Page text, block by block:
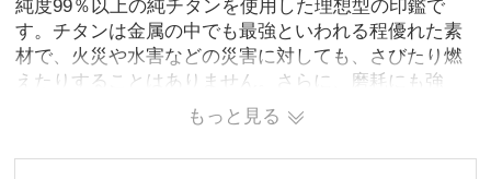
純度99％以上の純チタンを使用した理想型の印鑑で
す。チタンは金属の中でも最強といわれる程優れた素
材で、火災や水害などの災害に対しても、さびたり燃
えたりすることはありません。さらに、磨耗にも強
く、印鑑としての一番大事な捺印性能は、象牙をも上
回る程きれいな捺印ができます。
もっと見る